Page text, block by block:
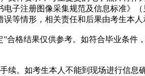
子注册图像采集规范及信息标准》
等情形，相关责任和后果由考生本人
格结果仅供参考。如符合毕业条件
。如考生本人不能到现场进行信息